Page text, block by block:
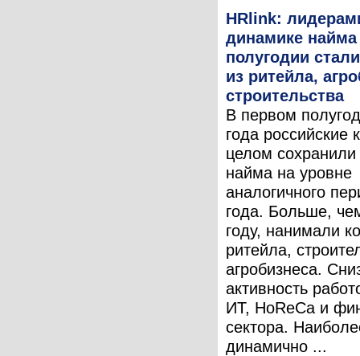
HRlink:
динамике
полугодии
из ритейла,
строительства
В первом
года российские
целом
найма на уровне
аналогичного
года. Больше,
году, нанимали
ритейла,
агробизнеса.
активность
ИТ, HoReCa и
сектора.
динамично ...